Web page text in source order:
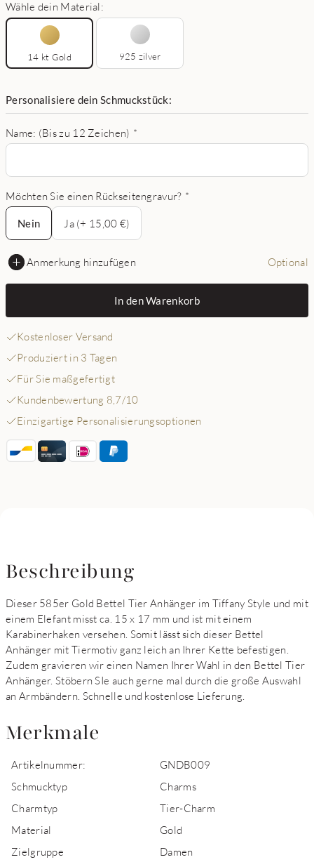
Wähle dein Material:
14 kt Gold 925 zilver
Personalisiere dein Schmuckstück:
Name: (Bis zu 12 Zeichen) *
Möchten Sie einen Rückseitengravur? *
Nein
Nein
Ja (+ 15,00 €)
Anmerkung hinzufügen Optional
In den Warenkorb
Kostenloser Versand
Produziert in 3 Tagen
Für Sie maßgefertigt
Kundenbewertung 8,7/10
Einzigartige Personalisierungsoptionen
Beschreibung
Dieser 585er Gold Bettel Tier Anhänger im Tiffany Style und mit
einem Elefant misst ca. 15 x 17 mm und ist mit einem
Karabinerhaken versehen. Somit lässt sich dieser Bettel
Anhänger mit Tiermotiv ganz leich an Ihrer Kette befestigen.
Zudem gravieren wir einen Namen Ihrer Wahl in den Bettel Tier
Anhänger. Stöbern SIe auch gerne mal durch die große Auswahl
an Armbändern. Schnelle und kostenlose Lieferung.
Merkmale
Artikelnummer:
GNDB009
Schmucktyp
Charms
Charmtyp
Tier-Charm
Material
Gold
Zielgruppe
Damen